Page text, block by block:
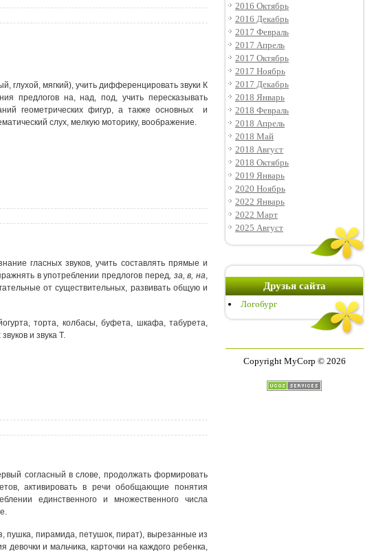
глухой, мягкий), учить дифференцировать звуки К
предлогов на, над, под, учить пересказывать
геометрических фигур, а также основных и
слух, мелкую моторику, воображение.
гласных звуков, учить составлять прямые и
в употреблении предлогов перед, за, в, на,
от существительных, развивать общую и
торта, колбасы, буфета, шкафа, табурета,
и звука Т.
согласный в слове, продолжать формировать
активировать в речи обобщающие понятия
единственного и множественного числа
пушка, пирамида, петушок, пират), вырезанные из
и мальчика, карточки на каждого ребенка,
2016 Октябрь
2016 Декабрь
2017 Февраль
2017 Апрель
2017 Октябрь
2017 Ноябрь
2017 Декабрь
2018 Январь
2018 Февраль
2018 Апрель
2018 Май
2018 Август
2018 Октябрь
2019 Январь
2020 Ноябрь
2022 Январь
2022 Март
2025 Август
Друзья сайта
Логобург
Copyright MyCorp © 2026